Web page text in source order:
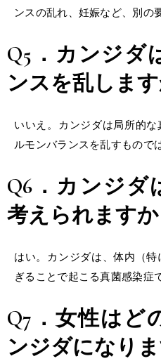
ンスの乱れ、妊娠など、別の
Q5．カンジダ
ンスを乱しま
いいえ。カンジダは局所的
ルモンバランスを乱すもので
Q6．カンジダ
考えられますか
はい。カンジダは、体内（
ぎることで起こる真菌感染症
Q7．女性はど
ンジダになり